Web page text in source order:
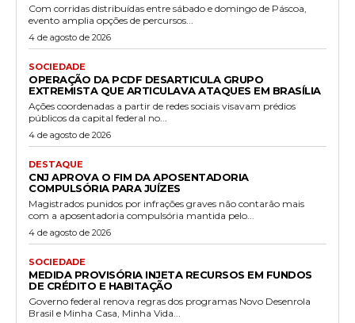
Com corridas distribuídas entre sábado e domingo de Páscoa,
evento amplia opções de percursos...
4 de agosto de 2026
SOCIEDADE
OPERAÇÃO DA PCDF DESARTICULA GRUPO
EXTREMISTA QUE ARTICULAVA ATAQUES EM BRASÍLIA
Ações coordenadas a partir de redes sociais visavam prédios
públicos da capital federal no...
4 de agosto de 2026
DESTAQUE
CNJ APROVA O FIM DA APOSENTADORIA
COMPULSÓRIA PARA JUÍZES
Magistrados punidos por infrações graves não contarão mais
com a aposentadoria compulsória mantida pelo...
4 de agosto de 2026
SOCIEDADE
MEDIDA PROVISÓRIA INJETA RECURSOS EM FUNDOS
DE CRÉDITO E HABITAÇÃO
Governo federal renova regras dos programas Novo Desenrola
Brasil e Minha Casa, Minha Vida...